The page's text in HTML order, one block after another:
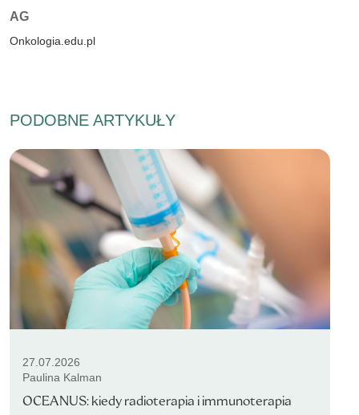
Autorzy:
AG
Onkologia.edu.pl
PODOBNE ARTYKUŁY
27.07.2026
Paulina Kalman
OCEANUS: kiedy radioterapia i immunoterapia